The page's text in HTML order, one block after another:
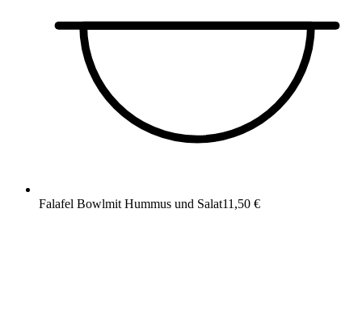
Falafel Bowlmit Hummus und Salat11,50 €